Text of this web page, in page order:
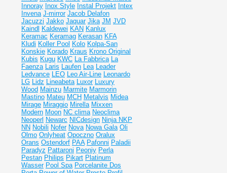
Innoray Inox Style Instal Projekt Intex
Invena J-mirror Jacob Delafon
Jacuzzi Jakko Jaquar Jika JM JVD
Kaindl
Kaldewei KAN Kanlux
Keramac Keramag Kerasan KFA
Kludi Koller Pool Kolo Kolpa-San
Konskie Korado Kraus Krono Original
Kubis Kugu KWC La Fabbrica La
Faenza Laris Laufen Lea Leader
Ledvance LEO Leo Air-Line Leonardo
LG Lidz Lineabeta Luxor Luxury
Wood Mainzu Marmite Marmorin
Mastino Mateu MCH Metalvis Midea
Mirage Miraggio Mirella Mixxen
Modern Moon NC clima Neoclima
Neoperl Newarc NICdesign Ninja NKP
NN Nobili Nofer Nova Nowa Gala Oli
Olmo Onlyheat Opoczno Oralux
Orans Ostendorf PAA Pafonni Paladii
Paradyz Pattaroni Peoniy Perla
Pestan Philips Pikart Platinum
Wasser Pool Spa Porcelanite Dos